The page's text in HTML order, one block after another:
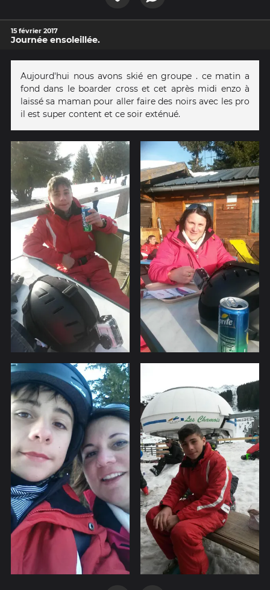
15 février 2017
Journée ensoleillée.
Aujourd'hui nous avons skié en groupe . ce matin a
fond dans le boarder cross et cet après midi enzo à
laissé sa maman pour aller faire des noirs avec les pro
il est super content et ce soir exténué.